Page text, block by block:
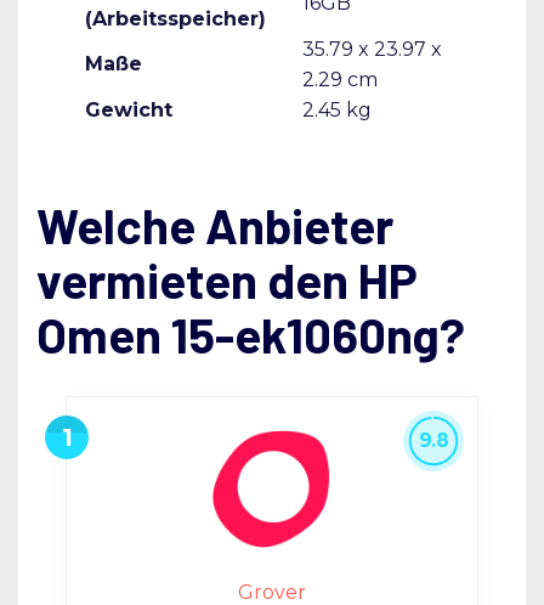
(Arbeitsspeicher)
Maße
35.79 x 23.97 x
2.29 cm
Gewicht
2.45 kg
Welche Anbieter
vermieten den HP
Omen 15-ek1060ng?
Grover
9.8